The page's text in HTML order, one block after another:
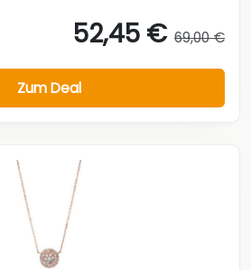
52,45 € 69,00 €
Zum Deal